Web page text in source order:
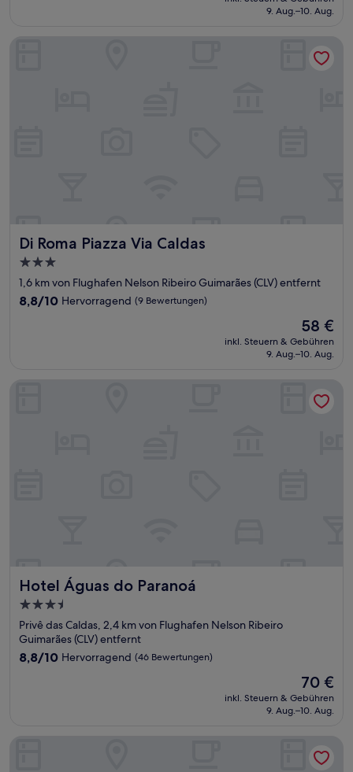
beträgt
9. Aug.–10. Aug.
Di Roma Piazza Via Caldas
Di Roma Piazza Via Caldas
3.0-
Sterne-
Unterkunft
1,6 km von Flughafen Nelson Ribeiro Guimarães (CLV) entfernt
8.8
8,8/10 Hervorragend (9 Bewertungen)
Der
Preis
beträgt
58 €
inkl. Steuern & Gebühren
9. Aug.–10. Aug.
Hotel Águas do Paranoá
Hotel Águas do Paranoá
3.5-
Sterne-
Unterkunft
Privê das Caldas, 2,4 km von Flughafen Nelson Ribeiro
Guimarães (CLV) entfernt
8.8
8,8/10 Hervorragend (46 Bewertungen)
Der
Preis
beträgt
70 €
inkl. Steuern & Gebühren
9. Aug.–10. Aug.
Hotel Águas do Paranoá